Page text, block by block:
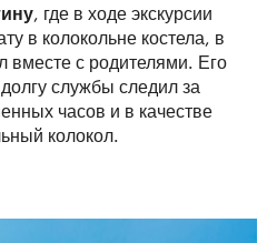
, где в ходе экскурсии
в колокольне костела, в
вместе с родителями. Его
службы следил за
часов и в качестве
колокол.